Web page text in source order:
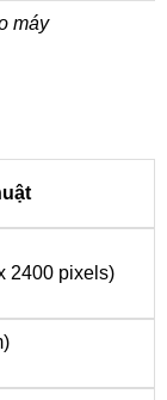
máy
2400 pixels)